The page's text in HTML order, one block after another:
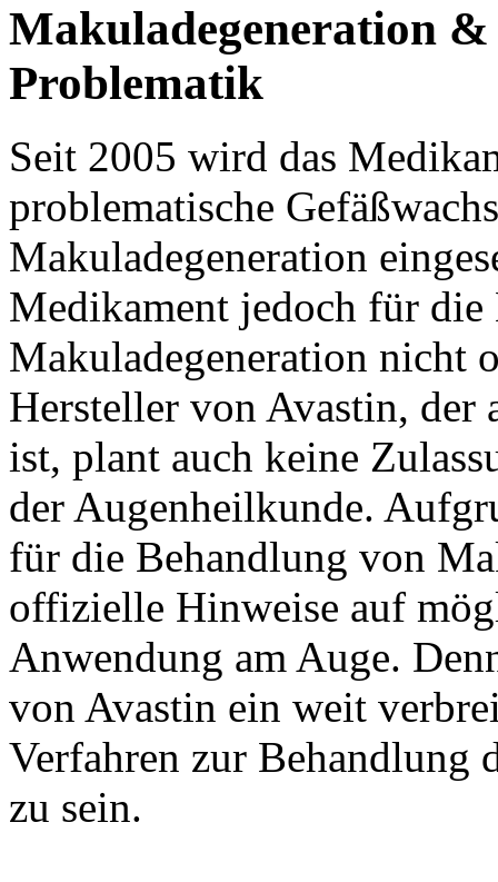
Makuladegeneration
Problematik
Seit 2005 wird das
problematische
Makuladegeneration
Medikament jedoch für
Makuladegeneration nicht
Hersteller von Avastin, der
ist, plant auch keine
der Augenheilkunde.
für die Behandlung von
offizielle Hinweise auf
Anwendung am Auge.
von Avastin ein weit
Verfahren zur Behandlung
zu sein.